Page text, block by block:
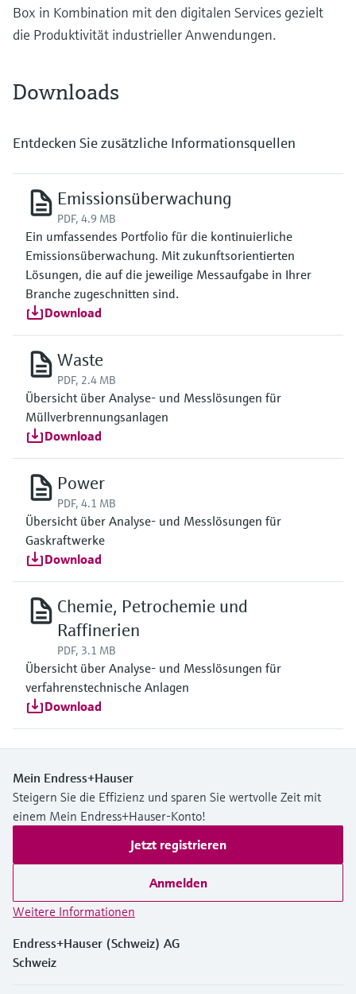
Box in Kombination mit den digitalen Services gezielt
die Produktivität industrieller Anwendungen.
Downloads
Entdecken Sie zusätzliche Informationsquellen
Emissionsüberwachung
PDF, 4.9 MB
Ein umfassendes Portfolio für die kontinuierliche
Emissionsüberwachung. Mit zukunftsorientierten
Lösungen, die auf die jeweilige Messaufgabe in Ihrer
Branche zugeschnitten sind.
Download
Waste
PDF, 2.4 MB
Übersicht über Analyse- und Messlösungen für
Müllverbrennungsanlagen
Download
Power
PDF, 4.1 MB
Übersicht über Analyse- und Messlösungen für
Gaskraftwerke
Download
Chemie, Petrochemie und
Raffinerien
PDF, 3.1 MB
Übersicht über Analyse- und Messlösungen für
verfahrenstechnische Anlagen
Download
Mein Endress+Hauser
Steigern Sie die Effizienz und sparen Sie wertvolle Zeit mit
einem Mein Endress+Hauser-Konto!
Jetzt registrieren
Anmelden
Weitere Informationen
Endress+Hauser (Schweiz) AG
Schweiz